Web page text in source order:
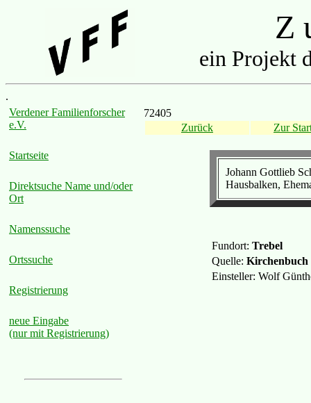
Z
ein Projekt
.
Verdener Familienforscher
e.V.
Startseite
Direktsuche Name und/oder
Ort
Namenssuche
Ortssuche
Registrierung
neue Eingabe
(nur mit Registrierung)
72405
Zurück
Zur
Johann Gottlieb
Hausbalken,
Fundort: Trebel
Quelle: Kirchenbuch
Einsteller: Wolf